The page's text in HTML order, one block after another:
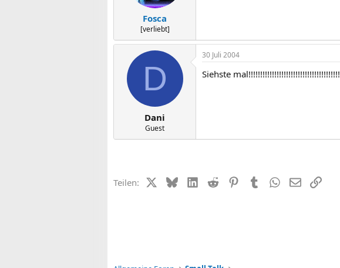
Fosca
[verliebt]
D
Dani
Guest
30 Juli 2004
Siehste mal!!!!!!!!!!!!!!!!!!!!!!!!!!!!!!!!!!!!!!!
Teilen: X (Twitter)
BlueskyLinkedIn
Reddit PinterestTumblrWhatsApp
E-MailLink